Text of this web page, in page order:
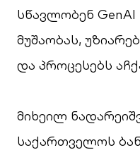
სწავლობენ
მუშაობას,
და პროცესებს
მიხეილ
საქართველოს